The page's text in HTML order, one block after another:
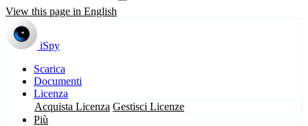
View this page in English
iSpy
Scarica
Documenti
Licenza
Acquista Licenza Gestisci Licenze
Più